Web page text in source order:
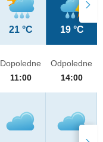
21 °C 19 °C
Dopoledne
11:00
Odpoledne
14:00